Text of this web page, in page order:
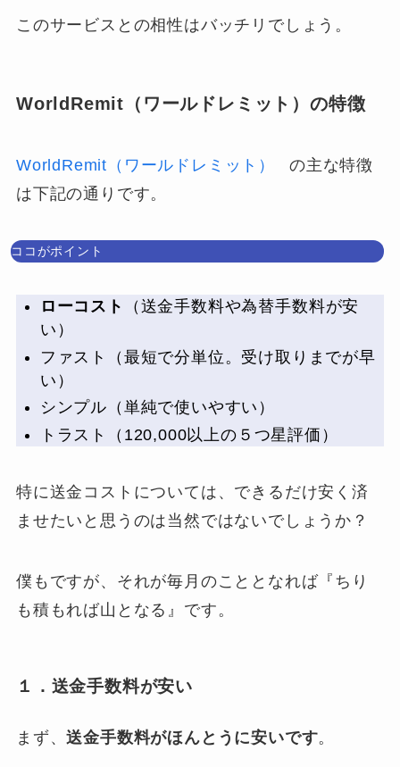
このサービスとの相性はバッチリでしょう。
WorldRemit（ワールドレミット）の特徴
WorldRemit（ワールドレミット）
の主な特徴
は下記の通りです。
ココがポイント
ローコスト
（送金手数料や為替手数料が安
い）
ファスト
（最短で分単位。受け取りまでが早
い）
シンプル （単純で使いやすい）
トラスト
（120,000以上の５つ星評価）
特に送金コストについては、できるだけ安く済
ませたいと思うのは当然ではないでしょうか？
僕もですが、それが毎月のこととなれば『 ちり
も積もれば山となる 』です。
１．送金手数料が安い
まず、送金手数料がほんとうに安いです。